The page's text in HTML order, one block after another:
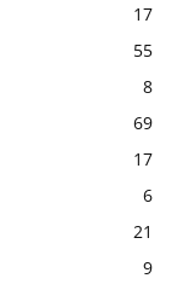
17
55
8
69
17
6
21
9